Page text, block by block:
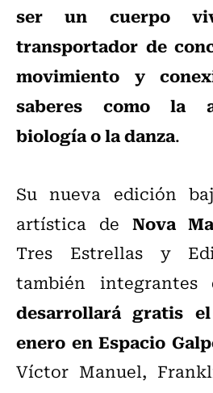
ser un cuerpo
transportador de
movimiento y
saberes como la
biología o la danza.
Su nueva edición
artística de Nova
Tres Estrellas y
también integrantes
desarrollará gratis
enero en Espacio
Víctor Manuel,